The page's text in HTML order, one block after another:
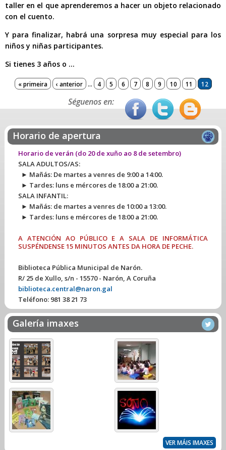
taller en el que aprenderemos a hacer un objeto relacionado
con el cuento.
Y para finalizar, habrá una sorpresa muy especial para los
niños y niñas participantes.
Si tienes 3 años o ...
Páxinas
« primeira ‹ anterior … 4 5 6 7 8 9 10 11 12
Séguenos en:
Horario de apertura
Horario de verán (do 20 de xuño ao 8 de setembro)
SALA ADULTOS/AS:
► Mañás: De martes a venres de 9:00 a 14:00.
► Tardes: luns e mércores de 18:00 a 21:00.
SALA INFANTIL:
► Mañás: de martes a venres de 10:00 a 13:00.
► Tardes: luns e mércores de 18:00 a 21:00.
A ATENCIÓN AO PÚBLICO E A SALA DE INFORMÁTICA
SUSPÉNDENSE 15 MINUTOS ANTES DA HORA DE PECHE.
Biblioteca Pública Municipal de Narón.
R/ 25 de Xullo, s/n - 15570 - Narón, A Coruña
biblioteca.central@naron.gal
Teléfono:981 38 21 73
Galería imaxes
VER MÁIS IMAXES